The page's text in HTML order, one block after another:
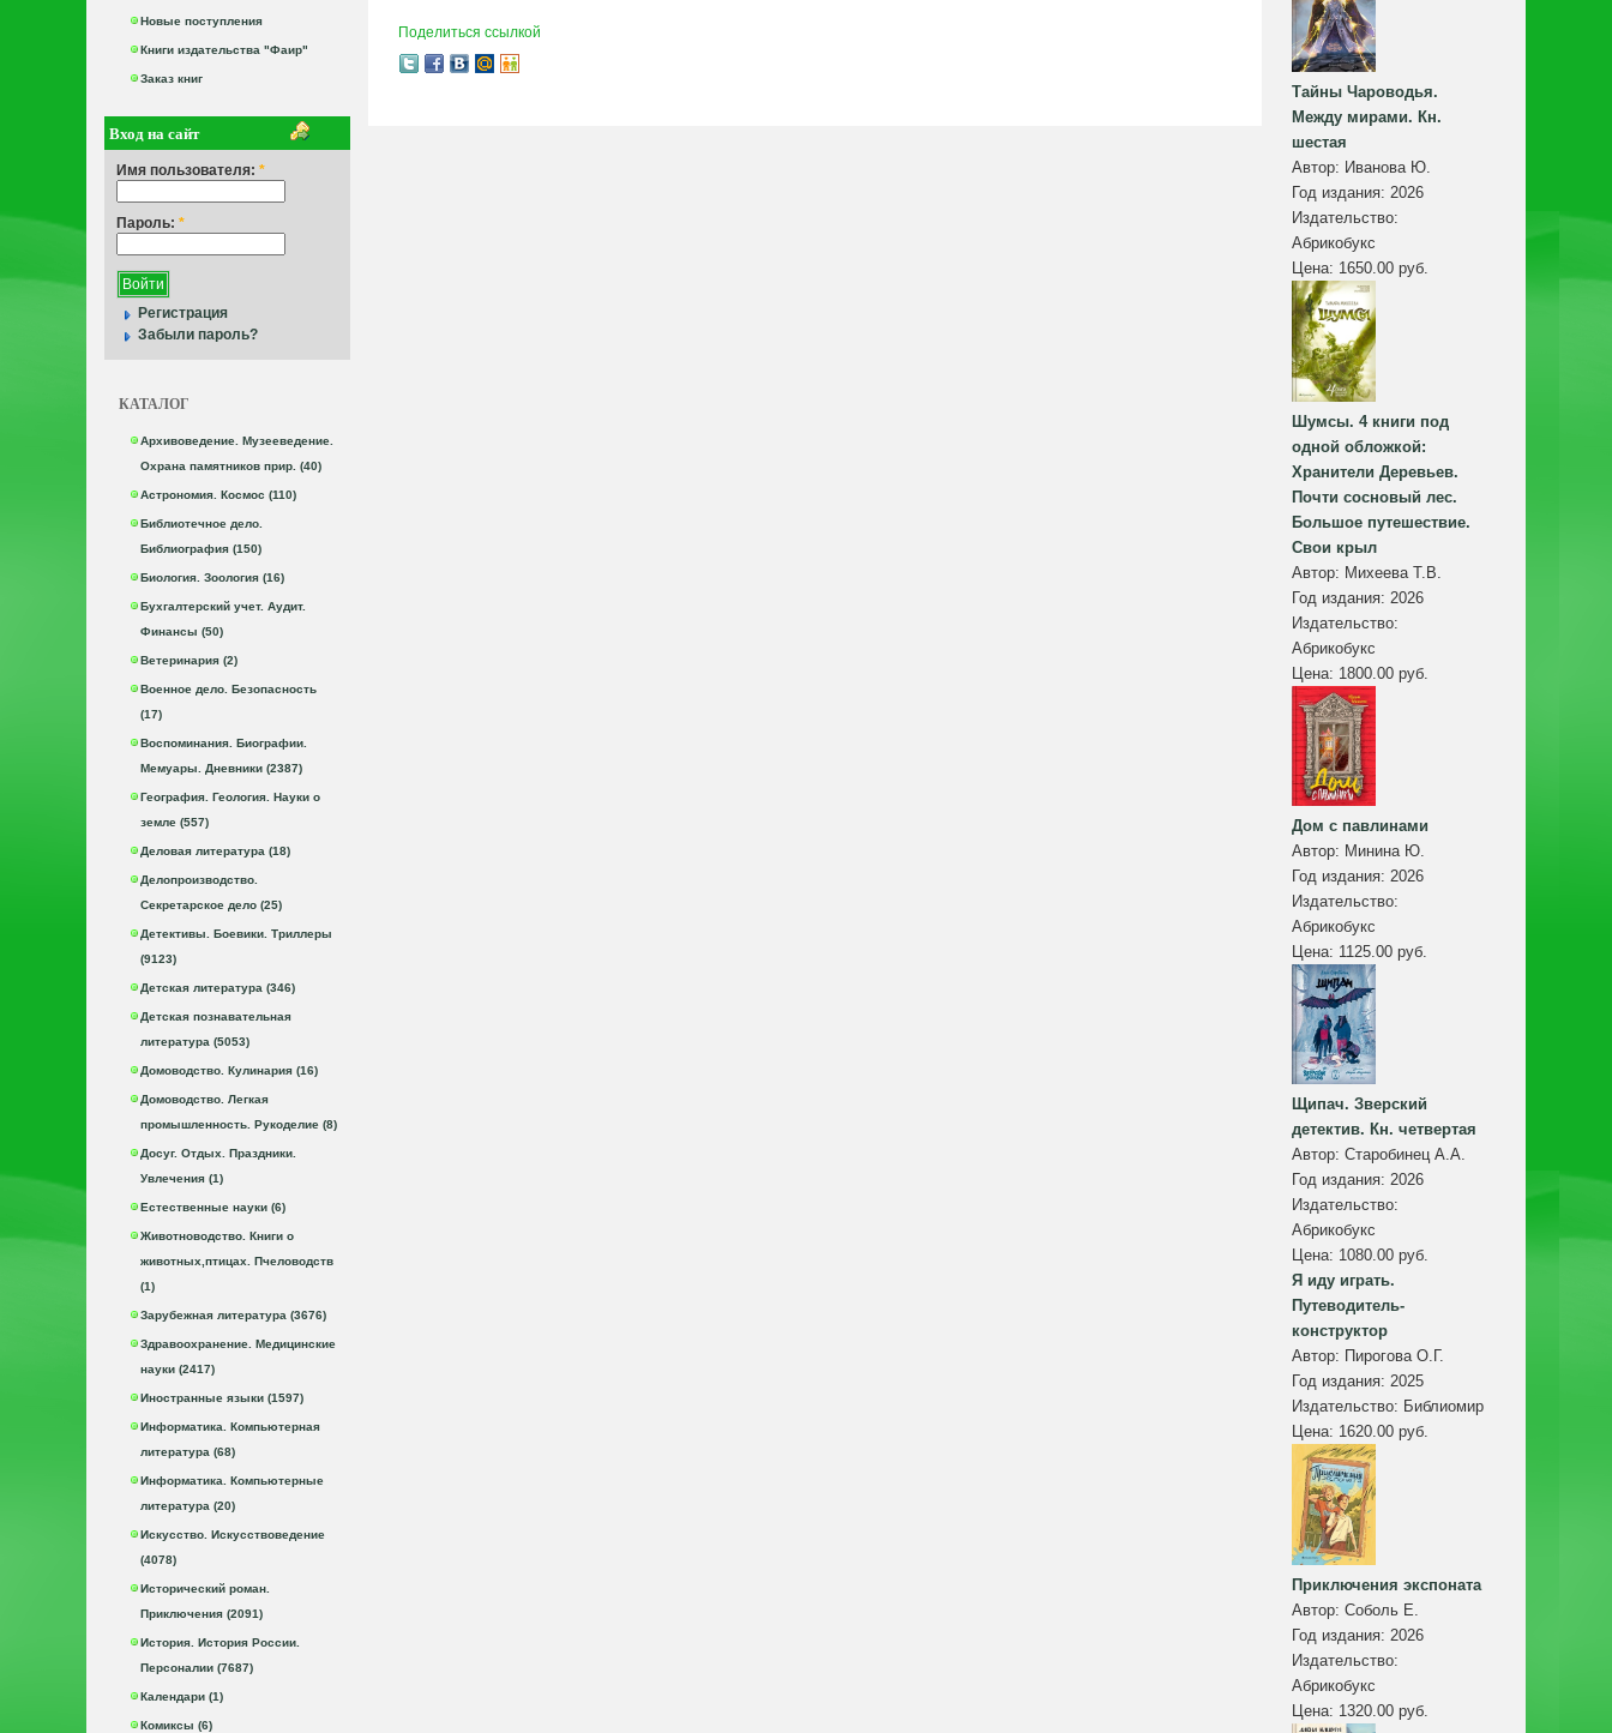
Новые поступления
Книги издательства "Фаир"
Заказ книг
Вход на сайт
Имя пользователя: *
Пароль: *
Регистрация
Забыли пароль?
КАТАЛОГ
Архивоведение. Музееведение.
Охрана памятников прир. (40)
Астрономия. Космос (110)
Библиотечное дело.
Библиография (150)
Биология. Зоология (16)
Бухгалтерский учет. Аудит.
Финансы (50)
Ветеринария (2)
Военное дело. Безопасность
(17)
Воспоминания. Биографии.
Мемуары. Дневники (2387)
География. Геология. Науки о
земле (557)
Деловая литература (18)
Делопроизводство.
Секретарское дело (25)
Детективы. Боевики. Триллеры
(9123)
Детская литература (346)
Детская познавательная
литература (5053)
Домоводство. Кулинария (16)
Домоводство. Легкая
промышленность. Рукоделие (8)
Досуг. Отдых. Праздники.
Увлечения (1)
Естественные науки (6)
Животноводство. Книги о
животных,птицах. Пчеловодств
(1)
Зарубежная литература (3676)
Здравоохранение. Медицинские
науки (2417)
Иностранные языки (1597)
Информатика. Компьютерная
литература (68)
Информатика. Компьютерные
литература (20)
Искусство. Искусствоведение
(4078)
Исторический роман.
Приключения (2091)
История. История России.
Персоналии (7687)
Календари (1)
Комиксы (6)
Поделиться ссылкой
Тайны Чароводья.
Между мирами. Кн.
шестая
Автор: Иванова Ю.
Год издания: 2026
Издательство:
Абрикобукс
Цена: 1650.00 руб.
Шумсы. 4 книги под
одной обложкой:
Хранители Деревьев.
Почти сосновый лес.
Большое путешествие.
Свои крыл
Автор: Михеева Т.В.
Год издания: 2026
Издательство:
Абрикобукс
Цена: 1800.00 руб.
Дом с павлинами
Автор: Минина Ю.
Год издания: 2026
Издательство:
Абрикобукс
Цена: 1125.00 руб.
Щипач. Зверский
детектив. Кн. четвертая
Автор: Старобинец А.А.
Год издания: 2026
Издательство:
Абрикобукс
Цена: 1080.00 руб.
Я иду играть.
Путеводитель-
конструктор
Автор: Пирогова О.Г.
Год издания: 2025
Издательство: Библиомир
Цена: 1620.00 руб.
Приключения экспоната
Автор: Соболь Е.
Год издания: 2026
Издательство:
Абрикобукс
Цена: 1320.00 руб.